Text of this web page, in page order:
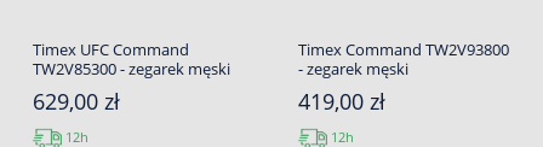
Timex UFC Command
TW2V85300 - zegarek męski
629,00 zł
12h
Timex Command TW2V93800
- zegarek męski
419,00 zł
12h